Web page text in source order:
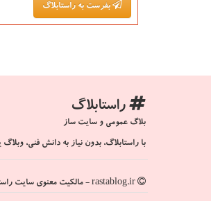
بفرست به راستابلاگ
راستابلاگ
بلاگ عمومی و سایت ساز
با راستابلاگ، بدون نیاز به دانش فنی،